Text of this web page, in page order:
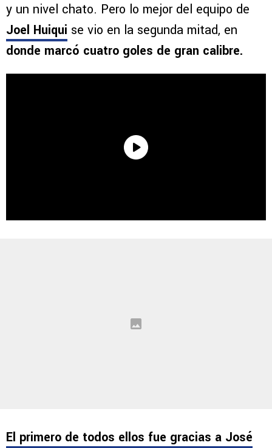
y un nivel chato. Pero lo mejor del equipo de
Joel Huiqui se vio en la segunda mitad, en
donde marcó cuatro goles de gran calibre.
El primero de todos ellos fue gracias a José